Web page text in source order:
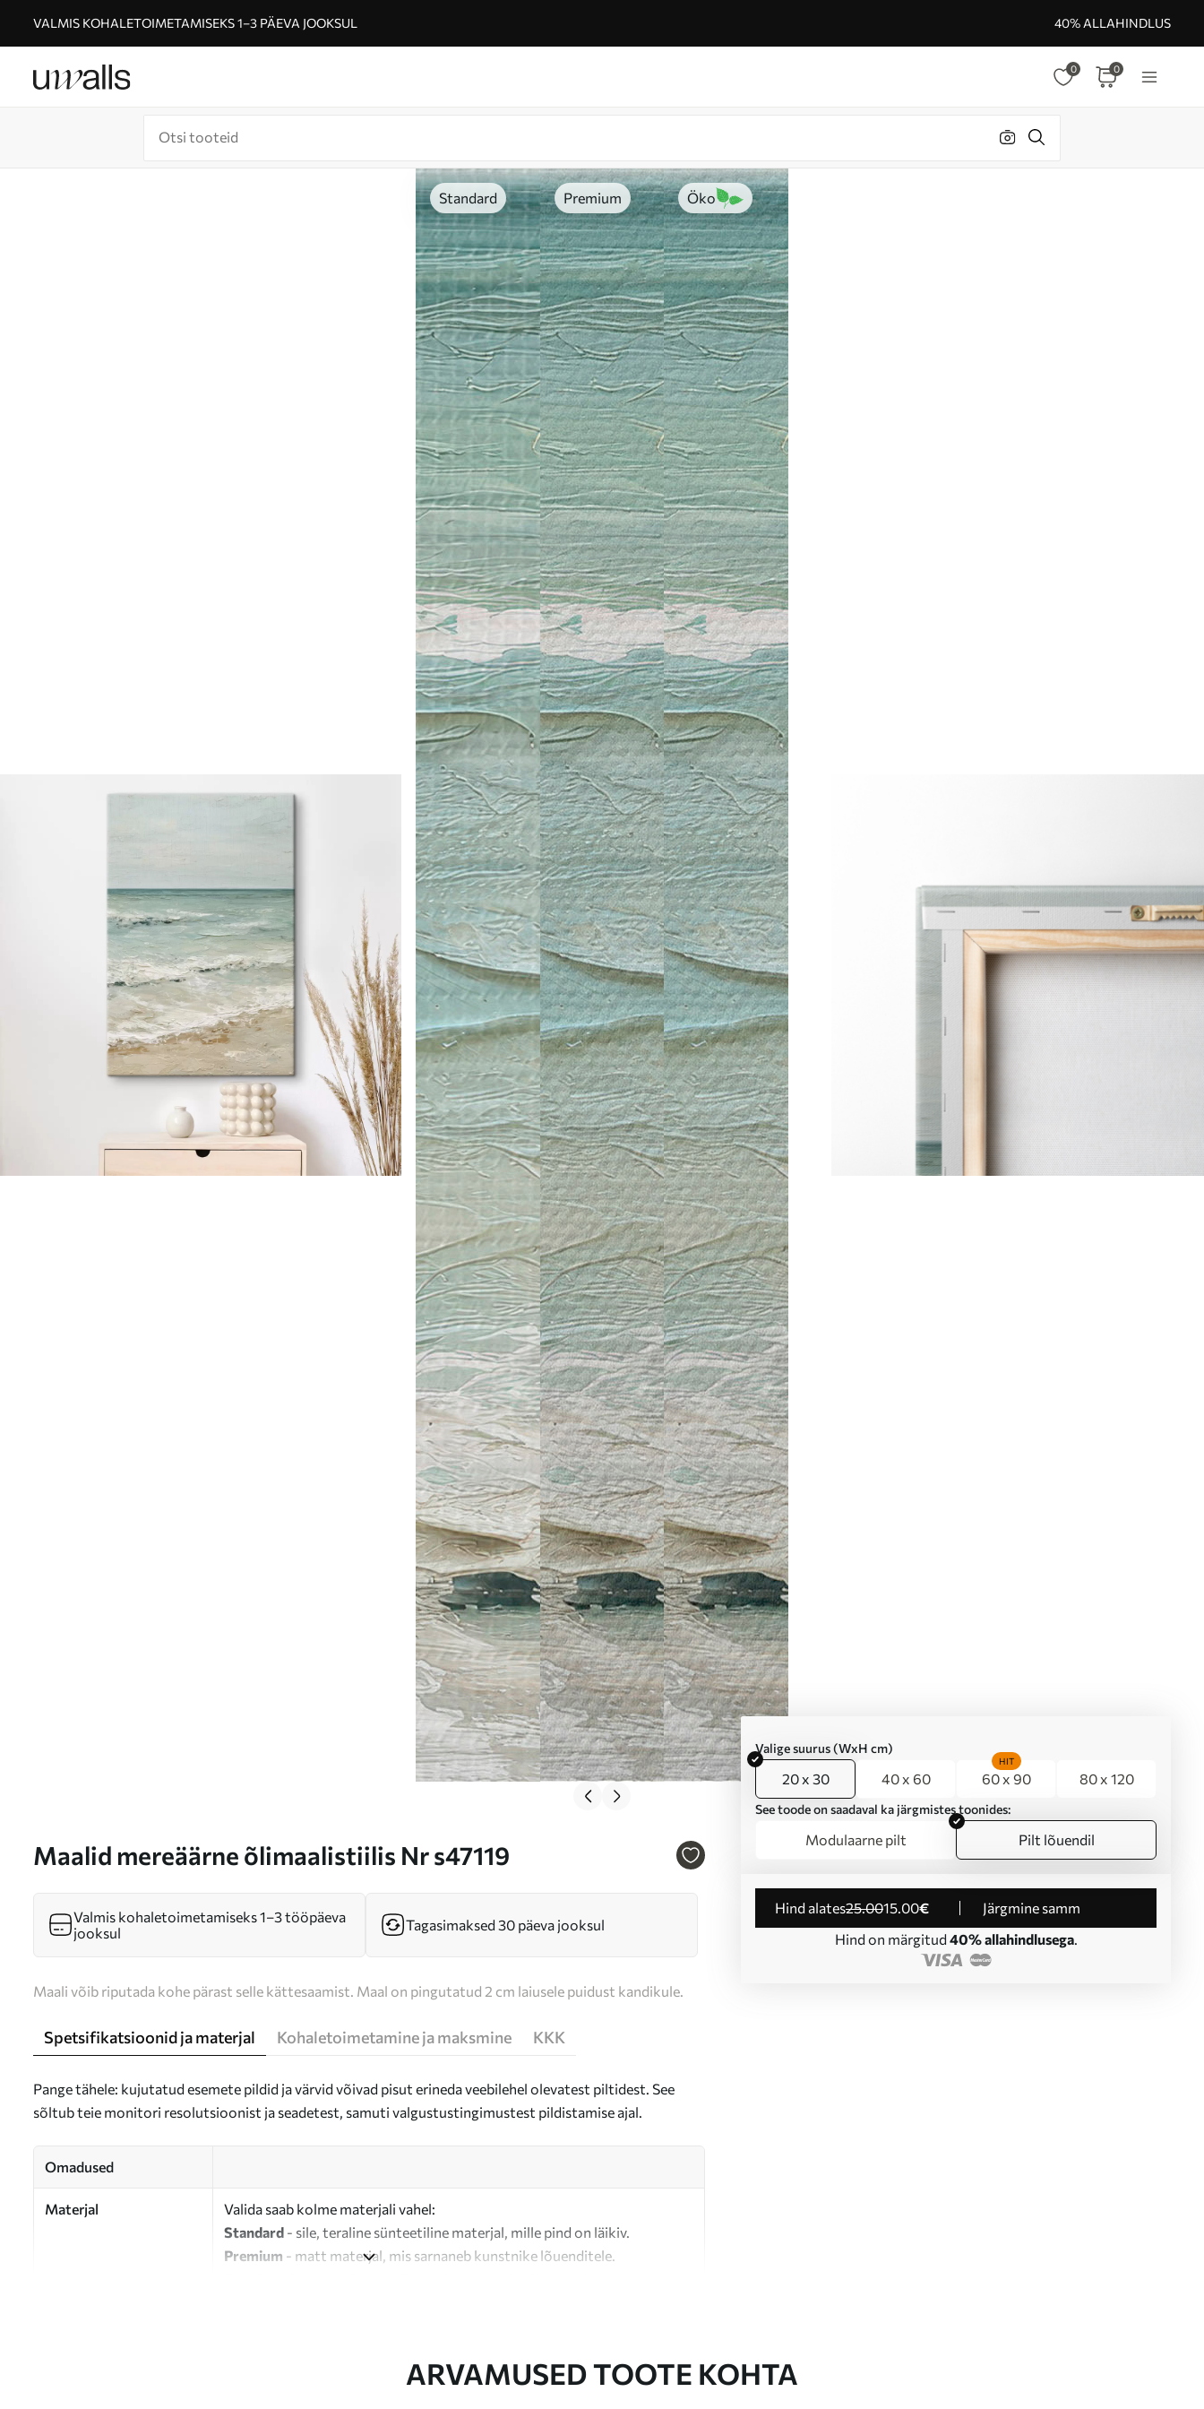
VALMIS KOHALETOIMETAMISEKS 1–3 PÄEVA JOOKSUL 40% ALLAHINDLUS
0 0
Standard Premium Öko
Maalid mereäärne õlimaalistiilis Nr s47119
Valige suurus (WxH cm)
20 x 30 40 x 60 60 x 90
HIT
80 x 120
See toode on saadaval ka järgmistes toonides:
Modulaarne pilt Pilt lõuendil
Hind alates25.0015.00€
Järgmine samm
Hind on märgitud 40% allahindlusega.
Valmis kohaletoimetamiseks 1–3 tööpäeva
jooksul
Tagasimaksed 30 päeva jooksul
Maali võib riputada kohe pärast selle kättesaamist. Maal on pingutatud 2 cm laiusele puidust kandikule.
Spetsifikatsioonid ja materjal Kohaletoimetamine ja maksmine KKK
Pange tähele: kujutatud esemete pildid ja värvid võivad pisut erineda veebilehel olevatest piltidest. See
sõltub teie monitori resolutsioonist ja seadetest, samuti valgustustingimustest pildistamise ajal.
Omadused
Materjal
Valida saab kolme materjali vahel:
Standard - sile, teraline sünteetiline materjal, mille pind on läikiv.
Premium - matt materjal, mis sarnaneb kunstnike lõuenditele.
ARVAMUSED TOOTE KOHTA